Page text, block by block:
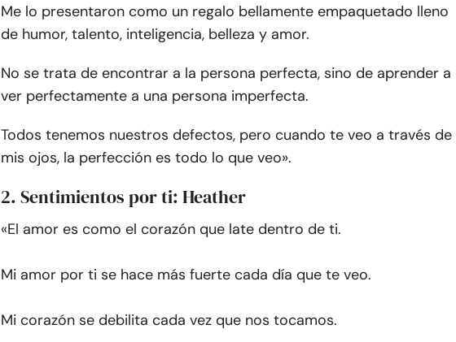
Me lo presentaron como un regalo bellamente empaquetado lleno
de humor, talento, inteligencia, belleza y amor.
No se trata de encontrar a la persona perfecta, sino de aprender a
ver perfectamente a una persona imperfecta.
Todos tenemos nuestros defectos, pero cuando te veo a través de
mis ojos, la perfección es todo lo que veo».
2. Sentimientos por ti: Heather
«El amor es como el corazón que late dentro de ti.
Mi amor por ti se hace más fuerte cada día que te veo.
Mi corazón se debilita cada vez que nos tocamos.